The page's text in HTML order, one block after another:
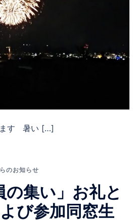
ます 暑い […]
のお知らせ
の集い」お礼と
び参加同窓生